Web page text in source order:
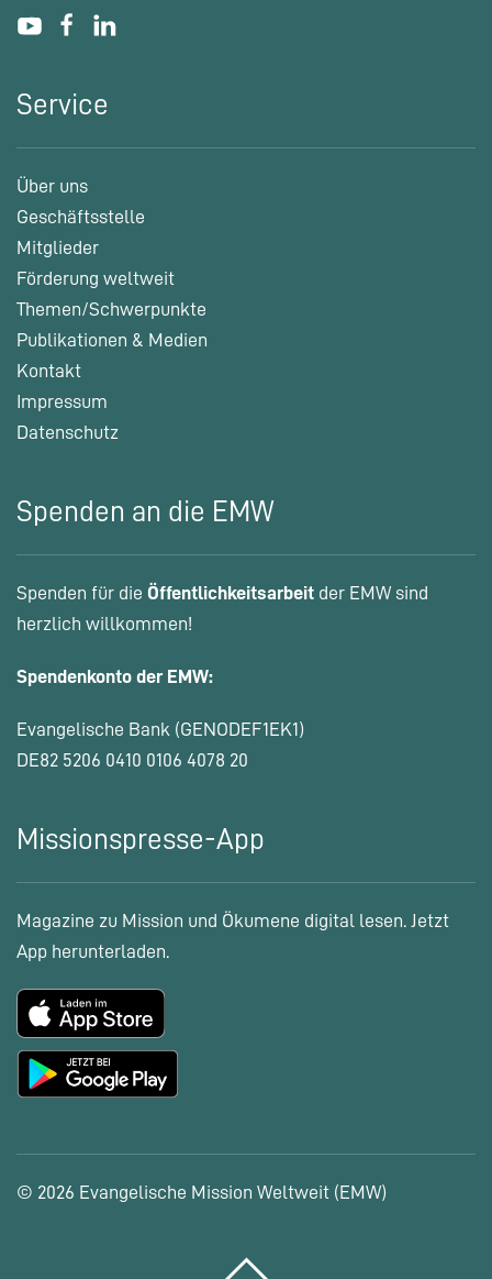
Service
Über uns
Geschäftsstelle
Mitglieder
Förderung weltweit
Themen/Schwerpunkte
Publikationen & Medien
Kontakt
Impressum
Datenschutz
Spenden an die EMW
Spenden für die Öffentlichkeitsarbeit der EMW sind
herzlich willkommen!
Spendenkonto der EMW:
Evangelische Bank (GENODEF1EK1)
DE82 5206 0410 0106 4078 20
Missionspresse-App
Magazine zu Mission und Ökumene digital lesen. Jetzt
App herunterladen.
© 2026 Evangelische Mission Weltweit (EMW)